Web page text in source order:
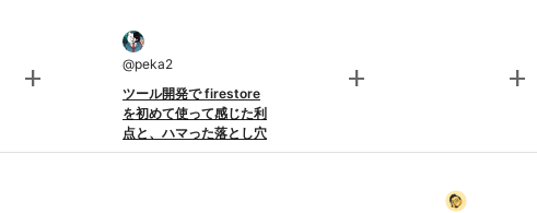
add @peka2
ツール開発で firestore
を初めて使って感じた利
点と、ハマった落とし穴
add add